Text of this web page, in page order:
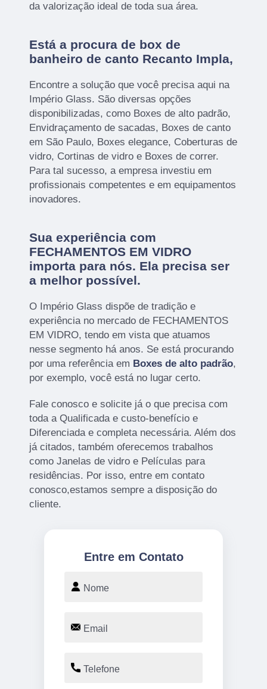
da valorização ideal de toda sua área.
Está a procura de box de
banheiro de canto Recanto Impla,
Encontre a solução que você precisa aqui na
Império Glass. São diversas opções
disponibilizadas, como Boxes de alto padrão,
Envidraçamento de sacadas, Boxes de canto
em São Paulo, Boxes elegance, Coberturas de
vidro, Cortinas de vidro e Boxes de correr.
Para tal sucesso, a empresa investiu em
profissionais competentes e em equipamentos
inovadores.
Sua experiência com
FECHAMENTOS EM VIDRO
importa para nós. Ela precisa ser
a melhor possível.
O Império Glass dispõe de tradição e
experiência no mercado de FECHAMENTOS
EM VIDRO, tendo em vista que atuamos
nesse segmento há anos. Se está procurando
por uma referência em Boxes de alto padrão,
por exemplo, você está no lugar certo.
Fale conosco e solicite já o que precisa com
toda a Qualificada e custo-benefício e
Diferenciada e completa necessária. Além dos
já citados, também oferecemos trabalhos
como Janelas de vidro e Películas para
residências. Por isso, entre em contato
conosco,estamos sempre a disposição do
cliente.
Entre em Contato